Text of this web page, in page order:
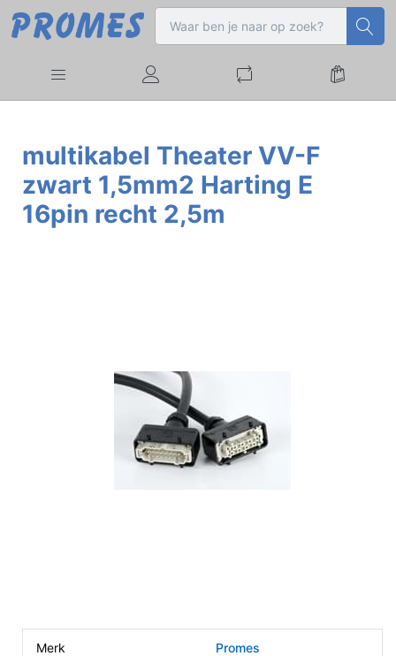
multikabel Theater VV-F
zwart 1,5mm2 Harting E
16pin recht 2,5m
Merk
Promes